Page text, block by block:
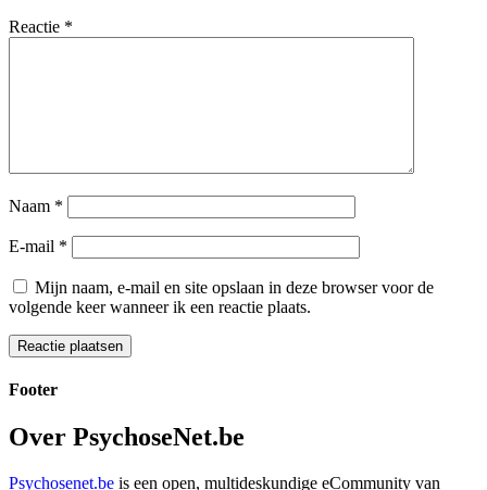
Reactie *
Naam *
E-mail *
Mijn naam, e-mail en site opslaan in deze browser voor de
volgende keer wanneer ik een reactie plaats.
Footer
Over PsychoseNet.be
Psychosenet.be is een open, multideskundige eCommunity van